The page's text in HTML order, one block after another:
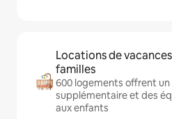
Locations de
familles
600 logements offrent
supplémentaire et des
aux enfants